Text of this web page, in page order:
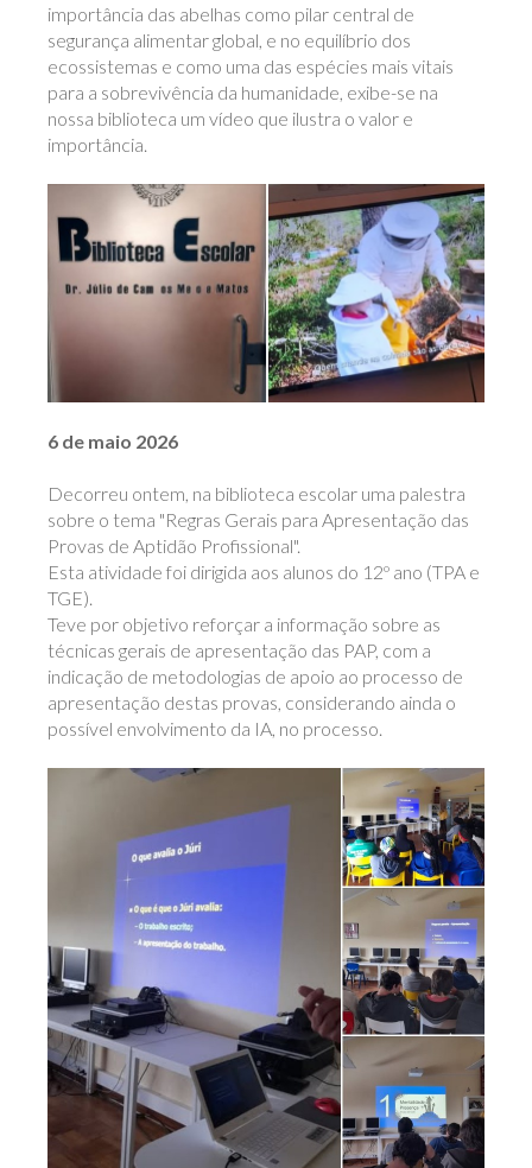
importância das abelhas como pilar central de
segurança alimentar global, e no equilíbrio dos
ecossistemas e como uma das espécies mais vitais
para a sobrevivência da humanidade, exibe-se na
nossa biblioteca um vídeo que ilustra o valor e
importância.
6 de maio 2026
Decorreu ontem, na biblioteca escolar uma palestra
sobre o tema "Regras Gerais para Apresentação das
Provas de Aptidão Profissional".
Esta atividade foi dirigida aos alunos do 12º ano (TPA e
TGE).
Teve por objetivo reforçar a informação sobre as
técnicas gerais de apresentação das PAP, com a
indicação de metodologias de apoio ao processo de
apresentação destas provas, considerando ainda o
possível envolvimento da IA, no processo.